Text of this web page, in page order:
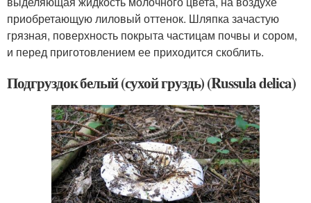
приобретающую лиловый оттенок. Шляпка зачастую
грязная, поверхность покрыта частицам почвы и сором,
и перед приготовлением ее приходится скоблить.
Подгруздок белый (сухой груздь) (Russula delica)